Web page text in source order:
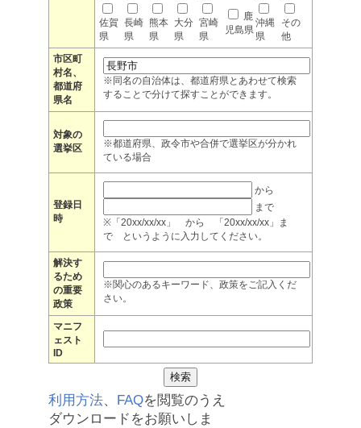
佐賀
県
長崎
県
熊本
県
大分
県
宮崎
県
鹿
児島県
沖縄
県
その
他
市区町
村名、
都道府
県名
※同名の自治体は、都道府県とあわせて検索
することで分けて探すことができます。
対象の
選挙区
※都道府県、政令市や合併で選挙区が分かれ
ている場合
登録日
時
から
まで
※「20xx/xx/xx」 から 「20xx/xx/xx」ま
で というように入力してください。
解決す
るため
の重要
政策
※関心のあるキーワード、政策をご記入くだ
さい。
マニフ
ェスト
ID
利用方法、 FAQを閲覧のうえ
ダウンロードをお願いしま